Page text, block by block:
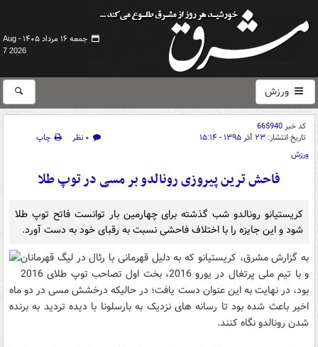
جمعه ۱۶ مرداد ۱۴۰۵ -
Aug
7 2026
ورزش
کد خبر665940
تاریخ انتشار: ۲۳ آذر ۱۳۹۵ - ۱۵:۱۴ ۰ نظر
چاپ
ورزش
فاحش ترین پیروزی رونالدو بر مسی در توپ طلا
کریستیانو رونالدو شب گذشته برای چهارمین بار توانست فاتح توپ طلا
شود و این جایزه را با اختلاف فاحشی نسبت به رقبای خود به دست آورد.
به گزارش مشرق، کریستیانو که به دلیل قهرمانی با رئال در لیگ قهرمانان
و با تیم ملی پرتغال در یورو 2016، بخت اول تصاحب توپ طلای 2016
بود، در نهایت به این عنوان دست یافت؛ در حالیکه درخشش مسی در دو ماه
اخیر باعث شده بود تا رسانه های نزدیک به بارسلونا با دیده تردید به برنده
شدن رونالدو نگاه کنند.